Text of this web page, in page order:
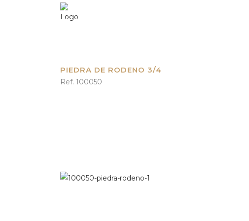
PIEDRA DE RODENO 3/4
Ref. 100050